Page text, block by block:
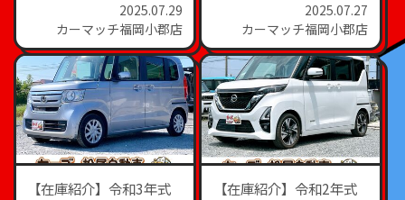
5.8万km・シルバー2025.07.29
カーマッチ福岡小郡店
ロ・ブラウン）2025.07.27
カーマッチ福岡小郡店
【在庫紹介】令和3年式
【在庫紹介】令和2年式